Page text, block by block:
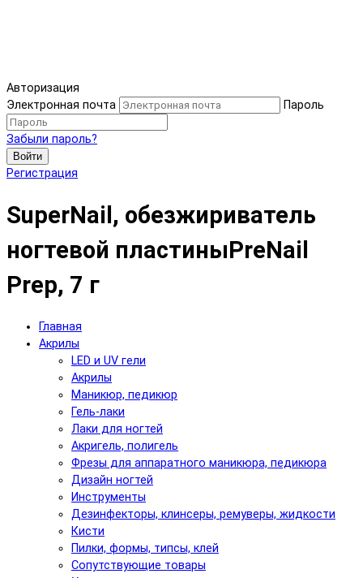
Авторизация
Электронная почта
Пароль
Забыли пароль?
Войти
Регистрация
SuperNail, обезжириватель
ногтевой пластиныPreNail
Prep, 7 г
Главная
Акрилы
LED и UV гели
Акрилы
Маникюр, педикюр
Гель-лаки
Лаки для ногтей
Акригель, полигель
Фрезы для аппаратного маникюра, педикюра
Дизайн ногтей
Инструменты
Дезинфекторы, клинсеры, ремуверы, жидкости
Кисти
Пилки, формы, типсы, клей
Сопутствующие товары